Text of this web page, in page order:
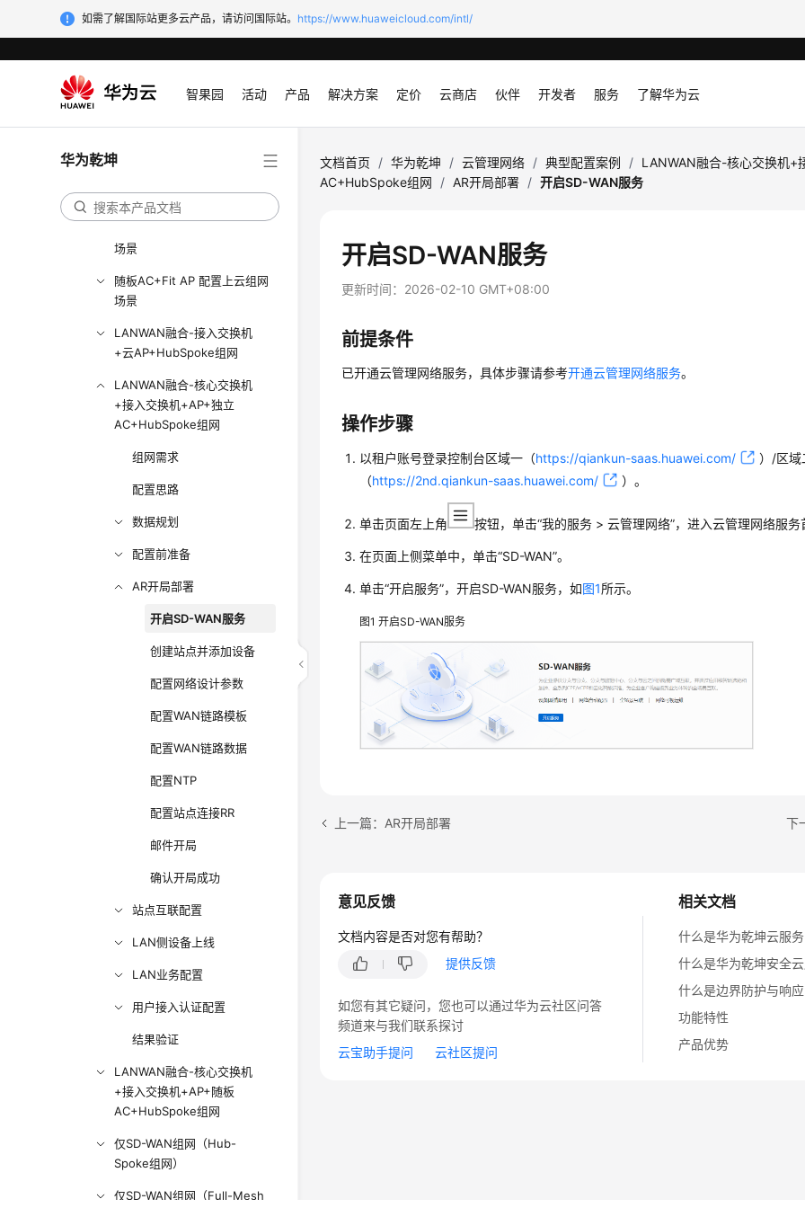
如需了解国际站更多云产品，请访问国际站。 https://www.huaweicloud.com/intl/
智果园 活动 产品 解决方案 定价 云商店 伙伴 开发者 服务 了解华为云
华为乾坤
仅接入LSW+云AP组网场景
AP组网场景
仅核心交换机+接入交换机
+AP+随板AC组网场景
场景
随板AC+Fit AP 配置上云组网
场景
LANWAN融合-接入交换机
+云AP+HubSpoke组网
LANWAN融合-核心交换机
+接入交换机+AP+独立
AC+HubSpoke组网
组网需求
配置思路
数据规划
配置前准备
AR开局部署
开启SD-WAN服务
创建站点并添加设备
配置网络设计参数
配置WAN链路模板
配置WAN链路数据
配置NTP
配置站点连接RR
邮件开局
确认开局成功
站点互联配置
LAN侧设备上线
LAN业务配置
用户接入认证配置
结果验证
LANWAN融合-核心交换机
+接入交换机+AP+随板
AC+HubSpoke组网
仅SD-WAN组网（Hub-
Spoke组网）
仅SD-WAN组网（Full-Mesh
文档首页 / 华为乾坤 / 云管理网络 / 典型配置案例 / LANWAN融合-核心交换机+
AC+HubSpoke组网
/ AR开局部署 / 开启SD-WAN服务
开启SD-WAN服务
更新时间： 2026-02-10 GMT+08:00
前提条件
已开通云管理网络服务，具体步骤请参考开通云管理网络服务。
操作步骤
以租户账号登录控制台区域一（https://qiankun-saas.huawei.com/
）/区域
（https://2nd.qiankun-saas.huawei.com/ ）。
单击页面左上角 按钮，单击“我的服务 > 云管理网络”，进入云管理网络服务
在页面上侧菜单中，单击“SD-WAN”。
单击“开启服务”，开启SD-WAN服务，如图1所示。
图1开启SD-WAN服务
上一篇：AR开局部署 下
相关文档
什么是华为乾坤云服务
什么是华为乾坤安全
什么是边界防护与响应
功能特性
产品优势
意见反馈
文档内容是否对您有帮助？
提供反馈
如您有其它疑问，您也可以通过华为云社区问答
频道来与我们联系探讨
云宝助手提问
云社区提问